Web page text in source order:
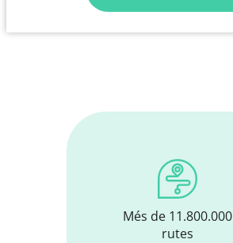
Més de 11.800.000
rutes